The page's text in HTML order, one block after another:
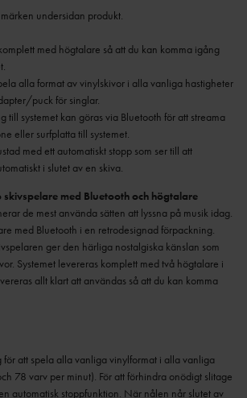
undersidan produkt.
med högtalare så att du kan komma igång
alla format av vinylskivor i alla vanliga hastigheter
till systemet kan göras via Bluetooth för att streama
med ett automatiskt stopp som ser till att
i slutet av en skiva.
skivspelare med Bluetooth och högtalare
de mest använda sätten att lyssna på musik idag.
med Bluetooth i en retrodesignad förpackning.
ger den härliga nostalgiska känslan som
Systemet levereras komplett med två högtalare i
allt klart att användas så att du kan komma
för att spela alla vanliga vinylformat i alla vanliga
78 varv per minut). För att förhindra onödigt slitage
automatisk stoppfunktion. När nålen når slutet av